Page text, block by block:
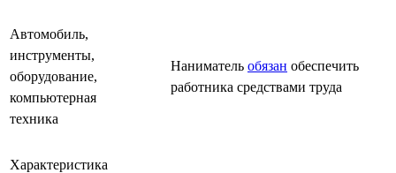
Автомобиль,
инструменты,
оборудование,
компьютерная
техника
Наниматель обязан обеспечить
работника средствами труда
Характеристика